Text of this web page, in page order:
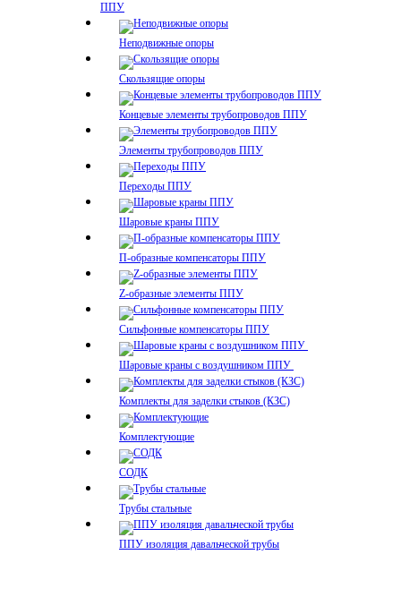
ППУ
Неподвижные опоры
Скользящие опоры
Концевые элементы трубопроводов ППУ
Элементы трубопроводов ППУ
Переходы ППУ
Шаровые краны ППУ
П-образные компенсаторы ППУ
Z-образные элементы ППУ
Сильфонные компенсаторы ППУ
Шаровые краны с воздушником ППУ
Комплекты для заделки стыков (КЗС)
Комплектующие
СОДК
Трубы стальные
ППУ изоляция давальческой трубы